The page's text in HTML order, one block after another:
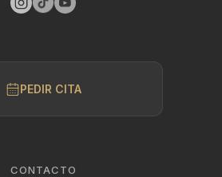
PEDIR CITA
CONTACTO